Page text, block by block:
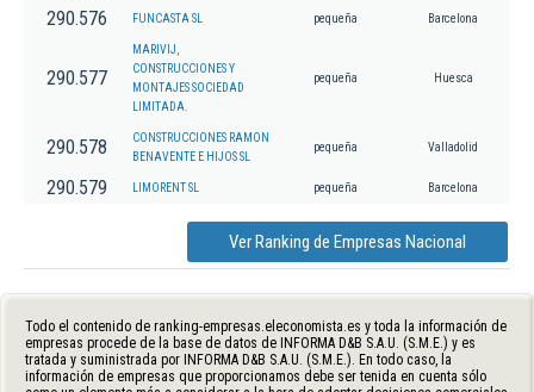
290.576 FUNCASTA SL pequeña Barcelona
290.577
MARIVIJ,
CONSTRUCCIONES Y
MONTAJES SOCIEDAD
LIMITADA.
pequeña Huesca
290.578
CONSTRUCCIONES RAMON
BENAVENTE E HIJOS SL
pequeña Valladolid
290.579 LIMORENT SL pequeña Barcelona
Ver Ranking de Empresas Nacional
Todo el contenido de ranking-empresas.eleconomista.es y toda la información de
empresas procede de la base de datos de INFORMA D&B S.A.U. (S.M.E.) y es
tratada y suministrada por INFORMA D&B S.A.U. (S.M.E.). En todo caso, la
información de empresas que proporcionamos debe ser tenida en cuenta sólo